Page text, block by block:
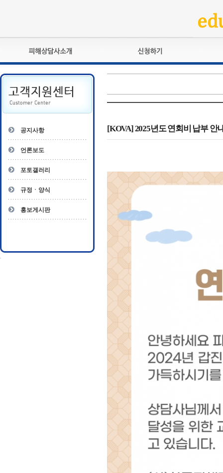
피해상담사란?
자격관리규정
상담사 자격증 확인
- 피해상담사 1급
- 전문수련감독자
- 전문수련기관
교육훈련
자격복원
공지사항
언론보도
포토갤러리
규정ㆍ양식
홍보게시판
[KOVA] 2025년도 연회비 납부 안